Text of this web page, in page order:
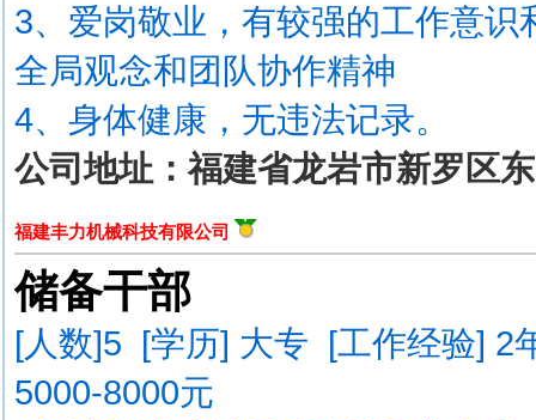
3、爱岗敬业，有较强的工作意
全局观念和团队协作精神
4、身体健康，无违法记录。
公司地址：福建省龙岩市新罗区
福建丰力机械科技有限公司
储备干部
[人数]5 [学历] 大专 [工作经验] 2
5000-8000元